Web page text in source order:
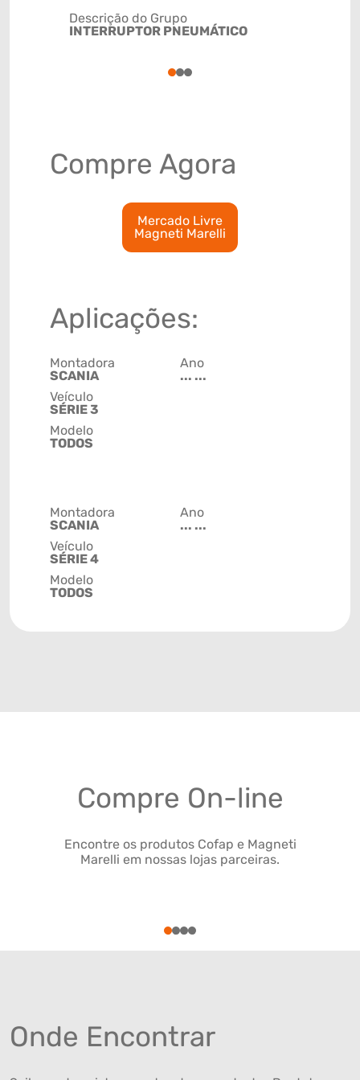
Descrição do Grupo
INTERRUPTOR PNEUMÁTICO
123
Compre Agora
Mercado Livre
Magneti Marelli
Aplicações:
Montadora
SCANIA
Veículo
SÉRIE 3
Modelo
TODOS
Ano
... ...
Montadora
SCANIA
Veículo
SÉRIE 4
Modelo
TODOS
Ano
... ...
Compre On-line
Encontre os produtos Cofap e Magneti
Marelli em nossas lojas parceiras.
1234
Onde Encontrar